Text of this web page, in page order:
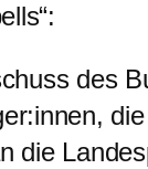
des
die